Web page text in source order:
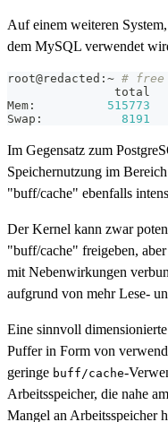
Auf einem weiteren
dem MySQL verwendet
root@redacted:~ # free
Mem: 515773
Swap: 8191
Im Gegensatz zum
Speichernutzung im
"buff/cache" ebenfalls
Der Kernel kann zwar
"buff/cache" freigeben,
mit Nebenwirkungen
aufgrund von mehr Lese-
Eine sinnvoll
Puffer in Form von
geringe buff/cache-
Arbeitsspeicher, die nahe am
Mangel an Arbeitsspeicher